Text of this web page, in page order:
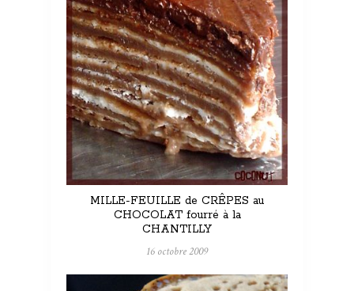
MILLE-FEUILLE de CRÊPES au
CHOCOLAT fourré à la
CHANTILLY
16 octobre 2009